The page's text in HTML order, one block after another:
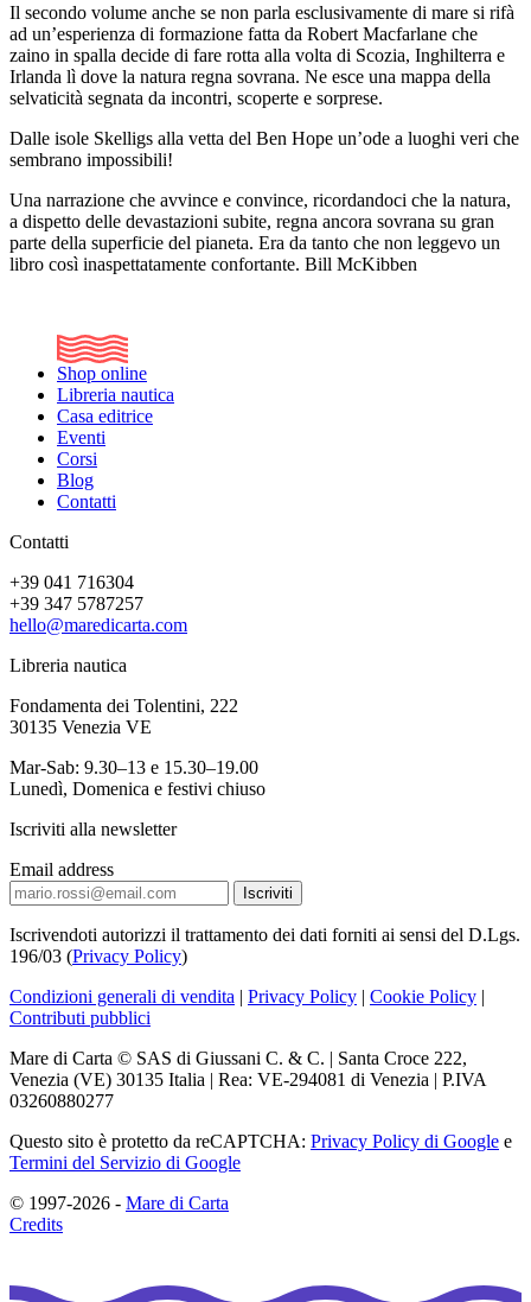
Il secondo volume anche se non parla esclusivamente di mare si rifà
ad un’esperienza di formazione fatta da Robert Macfarlane che
zaino in spalla decide di fare rotta alla volta di Scozia, Inghilterra e
Irlanda lì dove la natura regna sovrana. Ne esce una mappa della
selvaticità segnata da incontri, scoperte e sorprese.
Dalle isole Skelligs alla vetta del Ben Hope un’ode a luoghi veri che
sembrano impossibili!
Una narrazione che avvince e convince, ricordandoci che la natura,
a dispetto delle devastazioni subite, regna ancora sovrana su gran
parte della superficie del pianeta. Era da tanto che non leggevo un
libro così inaspettatamente confortante. Bill McKibben
Shop online
Libreria nautica
Casa editrice
Eventi
Corsi
Blog
Contatti
Contatti
+39 041 716304
+39 347 5787257
hello@maredicarta.com
Libreria nautica
Fondamenta dei Tolentini, 222
30135 Venezia VE
Mar-Sab: 9.30–13 e 15.30–19.00
Lunedì, Domenica e festivi chiuso
Iscriviti alla newsletter
Email address
Iscrivendoti autorizzi il trattamento dei dati forniti ai sensi del D.Lgs.
196/03 (Privacy Policy)
Condizioni generali di vendita | Privacy Policy | Cookie Policy |
Contributi pubblici
Mare di Carta © SAS di Giussani C. & C. | Santa Croce 222,
Venezia (VE) 30135 Italia | Rea: VE-294081 di Venezia | P.IVA
03260880277
Questo sito è protetto da reCAPTCHA: Privacy Policy di Google e
Termini del Servizio di Google
© 1997-2026 - Mare di Carta
Credits